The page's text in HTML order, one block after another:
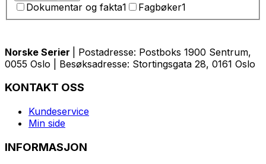
Dokumentar og fakta1 Fagbøker1
Norske Serier
| Postadresse: Postboks 1900 Sentrum,
0055 Oslo | Besøksadresse: Stortingsgata 28, 0161 Oslo
KONTAKT OSS
Kundeservice
Min side
INFORMASJON